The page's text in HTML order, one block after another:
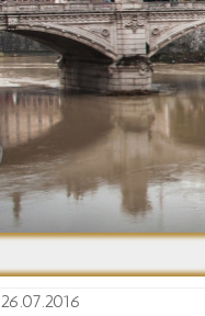
26.07.2016